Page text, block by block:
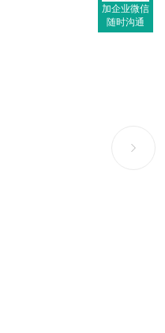
加企业微信
随时沟通